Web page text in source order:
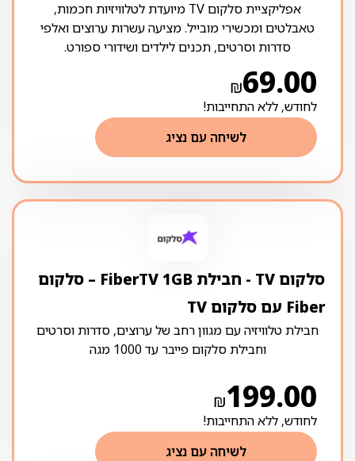
אפליקציית סלקום TV מיועדת לטלוויזיות חכמות,
טאבלטים ומכשירי מובייל. מציעה עשרות ערוצים ואלפי
סדרות וסרטים, תכנים לילדים ושידורי ספורט.
₪69.00
לחודש, ללא התחייבות!
לשיחה עם נציג
סלקום TV ‏- ‏חבילת FiberTV 1GB – סלקום
Fiber עם סלקום TV
חבילת טלוויזיה עם מגוון רחב של ערוצים, סדרות וסרטים
וחבילת סלקום פייבר עד 1000 מגה
₪199.00
לחודש, ללא התחייבות!
לשיחה עם נציג